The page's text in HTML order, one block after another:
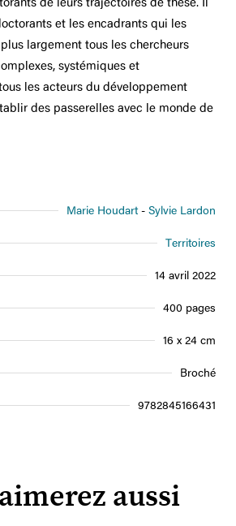
et les encadrants qui les
largement tous les chercheurs
systémiques et
les acteurs du développement
des passerelles avec le monde de
Marie Houdart Sylvie Lardon
Territoires
14 avril 2022
400 pages
16 x 24 cm
Broché
9782845166431
aussi